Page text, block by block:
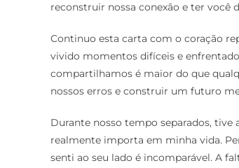
reconstruir nossa conexão e ter você
Continuo esta carta com o coração
vivido momentos difíceis e
compartilhamos é maior do que
nossos erros e construir um futuro
Durante nosso tempo separados,
realmente importa em minha vida.
senti ao seu lado é incomparável. A